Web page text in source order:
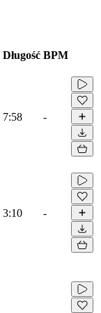
Długość BPM
7:58 -
3:10 -